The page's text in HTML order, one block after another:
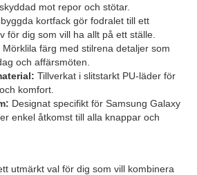
mot repor och stötar.
kortfack gör fodralet till ett
för dig som vill ha allt på ett ställe.
Mörklila färg med stilrena detaljer som
och affärsmöten.
Tillverkat i slitstarkt PU-läder för
komfort.
Designat specifikt för Samsung Galaxy
enkel åtkomst till alla knappar och
utmärkt val för dig som vill kombinera